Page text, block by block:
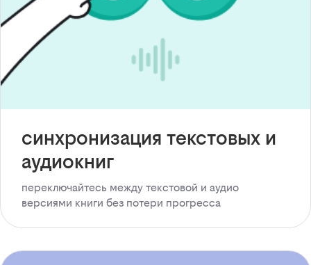
синхронизация текстовых и
аудиокниг
переключайтесь между текстовой и аудио
версиями книги без потери прогресса